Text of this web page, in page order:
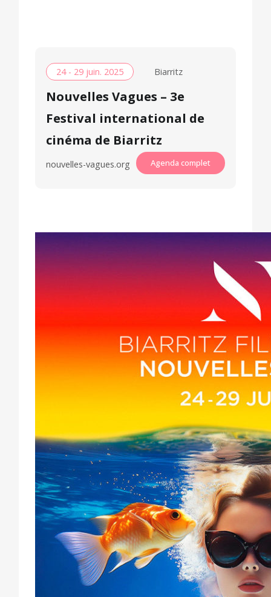
24 - 29 juin. 2025 Biarritz
Nouvelles Vagues – 3e
Festival international de
cinéma de Biarritz
Agenda complet
nouvelles-vagues.org